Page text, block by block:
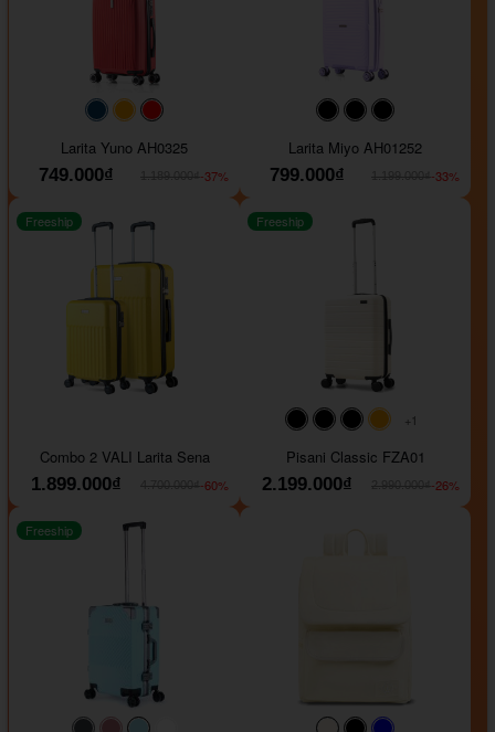
#093f69#ffa500
Larita Yuno AH0325
749.000₫
-37%
#000000#000000
Larita Miyo AH01252
799.000₫
-33%
Freeship
Combo 2 VALI Larita Sena
1.899.000₫
-60%
#000000#000000#000000
+1
Freeship
Pisani Classic FZA01
2.199.000₫
-26%
Freeship